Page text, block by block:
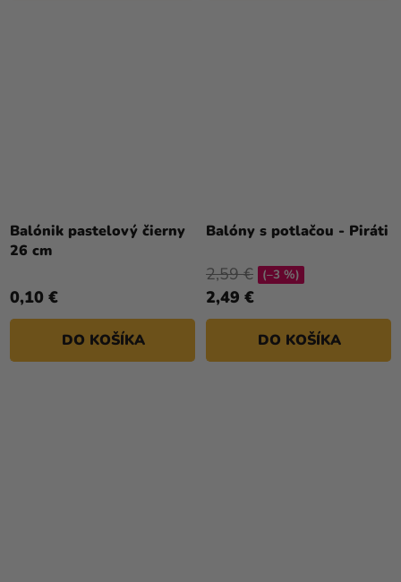
Balónik pastelový čierny
26 cm
0,10 €
DO KOŠÍKA
Balóny s potlačou - Piráti
2,49 €
2,59 € (–3 %)
DO KOŠÍKA